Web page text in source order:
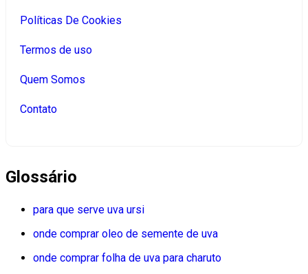
Políticas De Cookies
Termos de uso
Quem Somos
Contato
Glossário
para que serve uva ursi
onde comprar oleo de semente de uva
onde comprar folha de uva para charuto